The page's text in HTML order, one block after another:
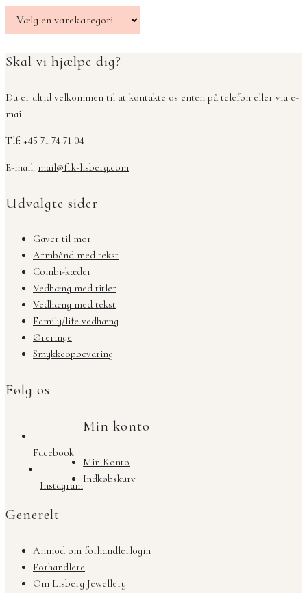
Skal vi hjælpe dig?
Du er altid velkommen til at kontakte os enten på telefon eller via e-
mail.
Tlf: +45 71 74 71 04
E-mail: mail@frk-lisberg.com
Udvalgte sider
Gaver til mor
Armbånd med tekst
Combi-kæder
Vedhæng med titler
Vedhæng med tekst
Family/life vedhæng
Øreringe
Smykkeopbevaring
Følg os
Facebook
Instagram
Min konto
Min Konto
Indkøbskurv
Generelt
Anmod om forhandlerlogin
Forhandlere
Om Lisberg Jewellery